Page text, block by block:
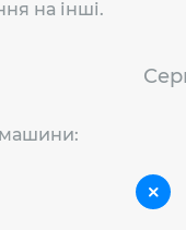
на інші.